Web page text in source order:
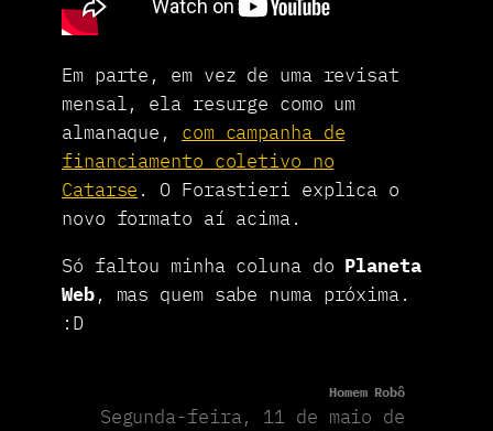
Em parte, em vez de uma revisat
mensal, ela resurge como um
almanaque, com campanha de
financiamento coletivo no
Catarse . O Forastieri explica o
novo formato aí acima.
Só faltou minha coluna do Planeta
Web, mas quem sabe numa próxima.
:D
Homem Robô
Segunda-feira, 11 de maio de